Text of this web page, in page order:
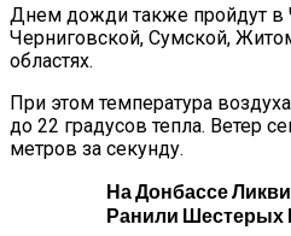
Обстановки
Днем дожди также пройдут в
Черниговской, Сумской,
областях.
При этом температура
до 22 градусов тепла. Ветер
метров за секунду.
На Донбассе
Ранили Шестерых